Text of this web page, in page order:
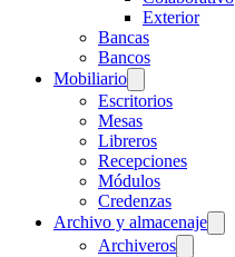
Exterior
Bancas
Bancos
Mobiliario
Escritorios
Mesas
Libreros
Recepciones
Módulos
Credenzas
Archivo y almacenaje
Archiveros